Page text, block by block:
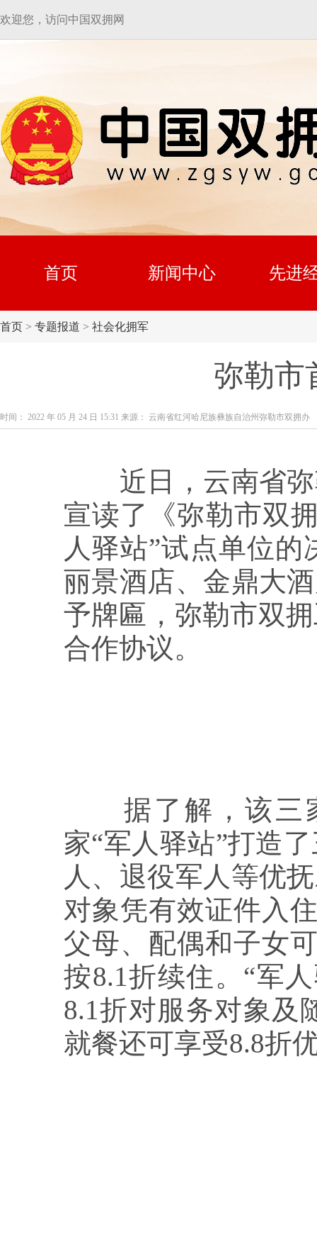
欢迎您，访问中国双拥网
首页 新闻中心 先进
首页 > 专题报道 > 社会化拥军
弥勒市
时间： 2022 年 05 月 24 日 15:31 来源： 云南省红河哈尼族彝族自治州弥勒市双拥办
近日，云南省弥
宣读了《弥勒市双
人驿站”试点单位
丽景酒店、金鼎大
予牌匾，弥勒市双
合作协议。
据了解，该三家
家“军人驿站”打造
人、退役军人等优
对象凭有效证件入
父母、配偶和子女
按8.1折续住。“军
8.1折对服务对象及
就餐还可享受8.8折